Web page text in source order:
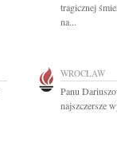
tragicznej
na...
WROCŁAW
Panu
najszczersze